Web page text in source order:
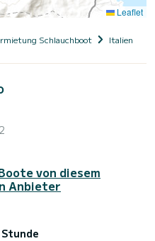
Leaflet
Schlauchboot Italien
von diesem
Anbieter